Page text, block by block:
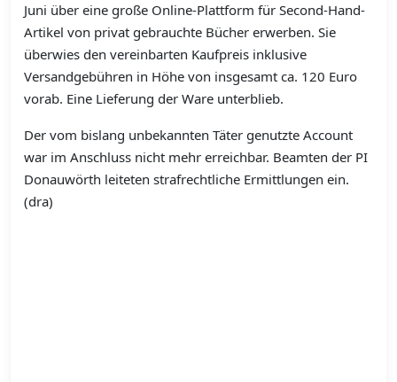
Juni über eine große Online-Plattform für Second-Hand-
Artikel von privat gebrauchte Bücher erwerben. Sie
überwies den vereinbarten Kaufpreis inklusive
Versandgebühren in Höhe von insgesamt ca. 120 Euro
vorab. Eine Lieferung der Ware unterblieb.
Der vom bislang unbekannten Täter genutzte Account
war im Anschluss nicht mehr erreichbar. Beamten der PI
Donauwörth leiteten strafrechtliche Ermittlungen ein.
(dra)